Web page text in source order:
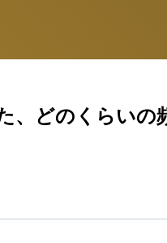
、どのくらいの